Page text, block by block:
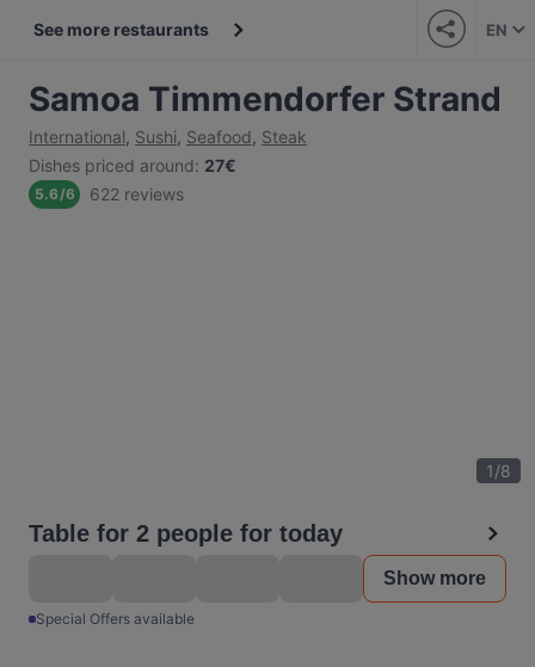
See more restaurants EN
Samoa Timmendorfer Strand
International, Sushi, Seafood, Steak
Dishes priced around: 27€
5.6/6 622 reviews
1/8
Table for 2 people for today
Show more
Special Offers available